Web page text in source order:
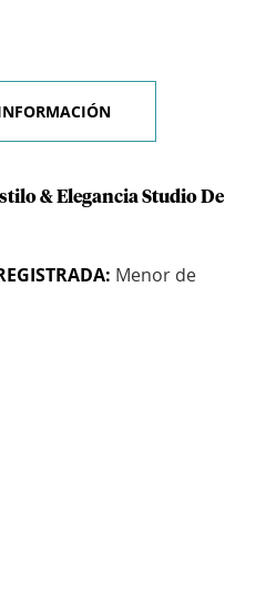
& Elegancia Studio De
Menor de